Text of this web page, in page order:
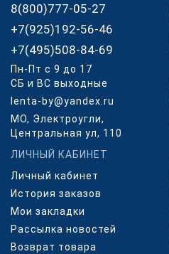
8(800)777-05-27
+7(925)192-56-46
+7(495)508-84-69
Пн-Пт с 9 до 17
СБ и ВС выходные
lenta-by@yandex.ru
МО, Электроугли,
Центральная ул, 110
ЛИЧНЫЙ КАБИНЕТ
Личный кабинет
История заказов
Мои закладки
Рассылка новостей
Возврат товара